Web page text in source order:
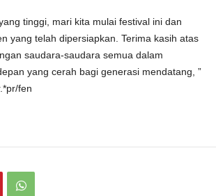
tinggi, mari kita mulai festival ini dan
yang telah dipersiapkan. Terima kasih atas
saudara-saudara semua dalam
yang cerah bagi generasi mendatang, ”
fen